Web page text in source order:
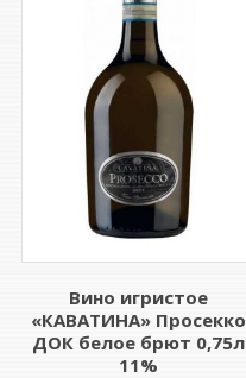
Вино игристое
«КАВАТИНА» Просекко
ДОК белое брют 0,75л
11%